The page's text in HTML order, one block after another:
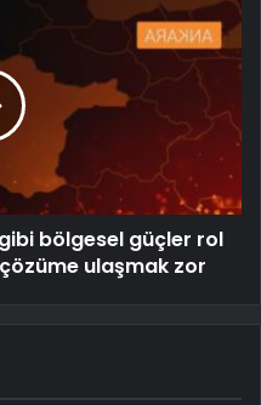
bölgesel güçler rol
ulaşmak zor